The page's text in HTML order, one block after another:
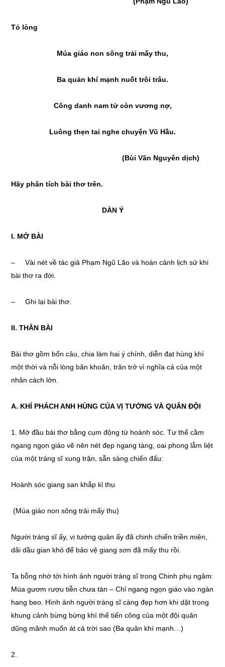
Tỏ lòng
Múa giáo non sông trải mấy thu,
Ba quản khí mạnh nuốt trôi trâu.
Công danh nam tử còn vương nợ,
Luông thẹn tai nghe chuyện Vũ Hầu.
(Bùi Vãn Nguyên dịch)
Hãy phân tích bài thơ trên.
DÀN Ý
I. MỞ BÀI
– Vài nét về tác giả Phạm Ngũ Lão và hoàn cảnh lịch sử khi
bài thơ ra đời.
– Ghi lại bài thơ.
II. THÂN BÀI
Bài thơ gồm bốn câu, chia làm hai ý chính, diễn đạt hùng khí
một thời và nỗi lòng băn khoăn, trăn trở vì nghĩa cá của một
nhân cách lớn.
A. KHÍ PHÁCH ANH HÙNG CỦA VỊ TƯỚNG VÀ QUÂN ĐỘI
1. Mở đầu bài thơ bằng cụm động từ hoành sóc. Tư thế cầm
ngang ngọn giáo vẽ nên nét đẹp ngang tàng, oai phong lẫm liệt
của một tráng sĩ xung trận, sẵn sàng chiến đấu:
Hoành sóc giang san khắp kỉ thu
(Múa giáo non sông trải mấy thu)
Người tráng sĩ ấy, vị tướng quân ấy đã chinh chiến triền miên,
dãi dầu gian khó để bảo vệ giang sơn đã mấy thu rồi.
Ta bỗng nhớ tới hình ảnh người tráng sĩ trong Chinh phụ ngâm:
Múa gươm rượu tiễn chưa tàn – Chỉ ngang ngọn giáo vào ngàn
hang beo. Hình ảnh người tráng sĩ càng đẹp hơn khi dặt trong
khung cảnh bừng bừng khí thế tiến công của một đội quân
dũng mãnh muốn át cả trời sao (Ba quân khí mạnh…)
2.